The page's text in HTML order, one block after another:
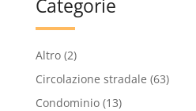
Categorie
Altro(2)
Circolazione stradale (63)
Condominio(13)